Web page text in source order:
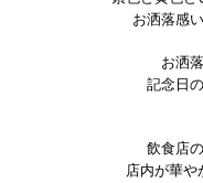
お洒落感
お洒
記念日
飲食店
店内が華や